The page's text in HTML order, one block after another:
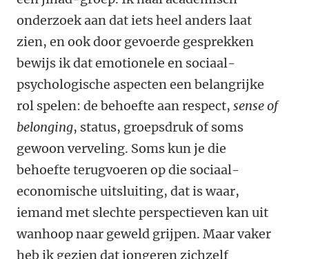
onderzoek aan dat iets heel anders laat
zien, en ook door gevoerde gesprekken
bewijs ik dat emotionele en sociaal-
psychologische aspecten een belangrijke
rol spelen: de behoefte aan respect, sense of
belonging, status, groepsdruk of soms
gewoon verveling. Soms kun je die
behoefte terugvoeren op die sociaal-
economische uitsluiting, dat is waar,
iemand met slechte perspectieven kan uit
wanhoop naar geweld grijpen. Maar vaker
heb ik gezien dat jongeren zichzelf